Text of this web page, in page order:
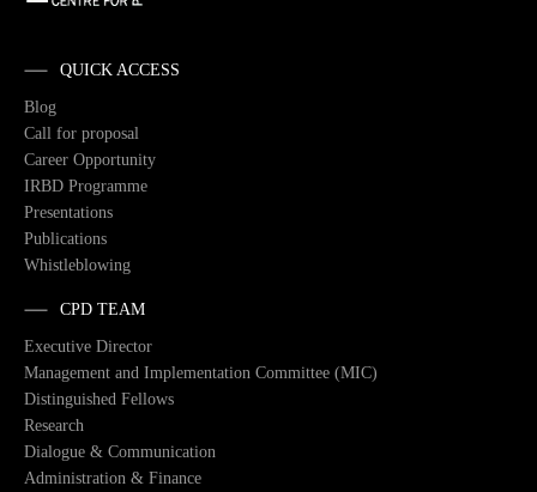
QUICK ACCESS
Blog
Call for proposal
Career Opportunity
IRBD Programme
Presentations
Publications
Whistleblowing
CPD TEAM
Executive Director
Management and Implementation Committee (MIC)
Distinguished Fellows
Research
Dialogue & Communication
Administration & Finance